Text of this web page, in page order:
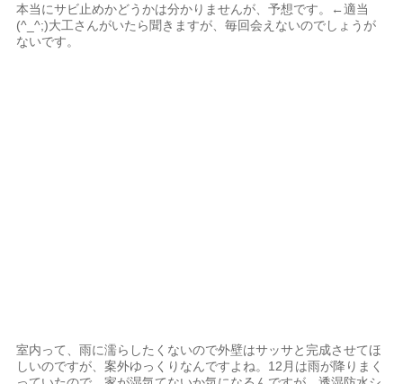
本当にサビ止めかどうかは分かりませんが、予想です。←適当
(^_^;)大工さんがいたら聞きますが、毎回会えないのでしょうが
ないです。
室内って、雨に濡らしたくないので外壁はサッサと完成させてほ
しいのですが、案外ゆっくりなんですよね。12月は雨が降りまく